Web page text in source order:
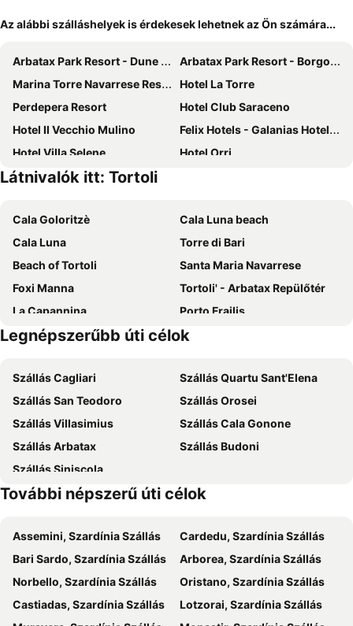
Az alábbi szálláshelyek is érdekesek lehetnek az Ön számára...
Arbatax Park Resort - Dune by Falkensteiner
Arbatax Park Resort - Borgo Cala Moresca
Marina Torre Navarrese Resort
Hotel La Torre
Perdepera Resort
Hotel Club Saraceno
Hotel Il Vecchio Mulino
Felix Hotels - Galanias Hotel & Retreat
Hotel Villa Selene
Hotel Orri
Cala Luas Resort
Hotel Corte Bianca
Hotel La Bitta
Arbatax Park Resort - Cottage
Funtana Ena
Hotel Orlando Sardegna
Hotel Cardedu
Agriturismo S'Orgiola
Hotel L'Ulivo
Hotel Monte Turri by Falkensteiner
Hotel Bia Maore
Hotel dei Tacchi
Su Marmuri
Hotel Sa Contonera
Hotel Baia Cea
Hotel Santa Maria
Oasi del benessere
La Corte Degli Ulivi
Natur Hotel Tanca
Hotel La Perla
Hotel Ogliastra
Lanthia Resort
Locanda Sighimi
Hotel Marie Claire
I Girasoli
Locanda degli Artisti
Longevity Hotel
Hotel Splendor
Raphael Hotel Arbatax
Principessa de Navarra
Nascar Hotel
Sant Efisio
Látnivalók itt: Tortoli
Cala Goloritzè
Cala Luna beach
Cala Luna
Torre di Bari
Beach of Tortoli
Santa Maria Navarrese
Foxi Manna
Tortoli' - Arbatax Repülőtér
La Capannina
Porto Frailis
Cove Moresca
Rocce Rosse
Tancau
La montagna produce
Bruncu Spina
Marina di Cardedu
Legnépszerűbb úti célok
Szállás Cagliari
Szállás Quartu Sant'Elena
Szállás San Teodoro
Szállás Orosei
Szállás Villasimius
Szállás Cala Gonone
Szállás Arbatax
Szállás Budoni
Szállás Siniscola
További népszerű úti célok
Assemini, Szardínia Szállás
Cardedu, Szardínia Szállás
Bari Sardo, Szardínia Szállás
Arborea, Szardínia Szállás
Norbello, Szardínia Szállás
Oristano, Szardínia Szállás
Castiadas, Szardínia Szállás
Lotzorai, Szardínia Szállás